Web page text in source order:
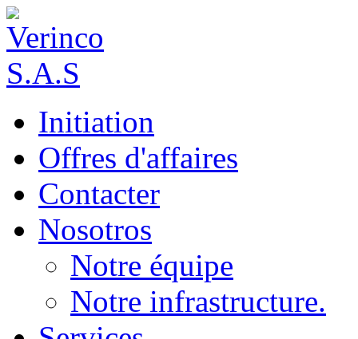
Initiation
Offres d'affaires
Contacter
Nosotros
Notre équipe
Notre infrastructure.